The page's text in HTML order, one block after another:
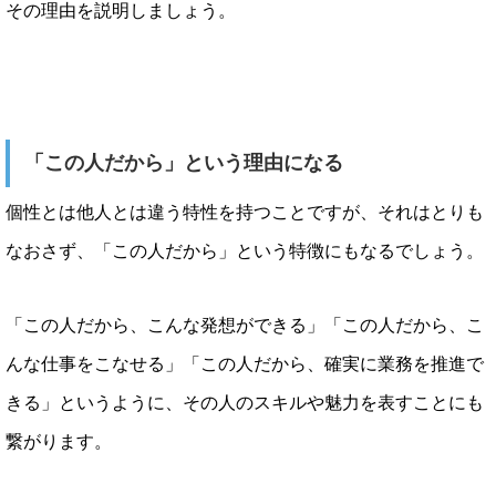
その理由を説明しましょう。
「この人だから」という理由になる
個性とは他人とは違う特性を持つことですが、それはとりも
なおさず、「この人だから」という特徴にもなるでしょう。
「この人だから、こんな発想ができる」「この人だから、こ
んな仕事をこなせる」「この人だから、確実に業務を推進で
きる」というように、その人のスキルや魅力を表すことにも
繋がります。